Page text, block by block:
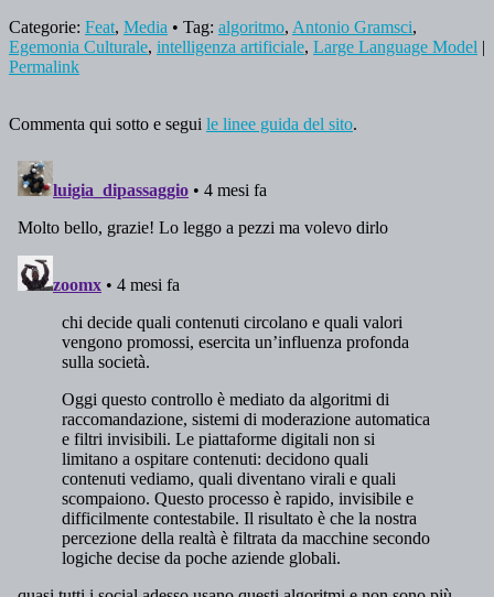
Categorie: Feat, Media • Tag: algoritmo, Antonio Gramsci,
Egemonia Culturale, intelligenza artificiale, Large Language Model |
Permalink
Commenta qui sotto e segui le linee guida del sito.